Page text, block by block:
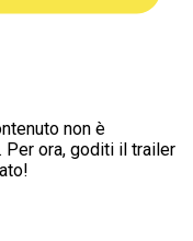
non è
ora, goditi il trailer